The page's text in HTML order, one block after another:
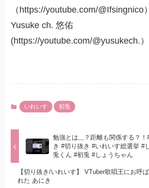
（https://youtube.com/@Ifsingnico）
Yusuke ch. 悠佑
(https://youtube.com/@yusukech.）
いれいす 初兎
勉強とは,,,？距離も関係する？！
き #切り抜き #いれいす総選挙 #
兎くん #初兎 #しょうちゃん
【切り抜き/いれいす】 VTuber歌唱王にお呼
れた あにき